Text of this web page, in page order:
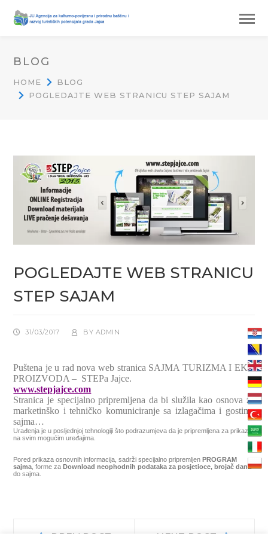
BLOG
HOME
BLOG
POGLEDAJTE WEB STRANICU STEP SAJAM
POGLEDAJTE WEB STRANICU
STEP SAJAM
31/03/2017 BY ADMIN
Puštena je u rad nova web stranica SAJMA TURIZMA I EKO
PROIZVODA – STEPa Jajce.
www.stepjajce.com
Stranica je specijalno pripremljena da bi služila kao osnova za
marketinško i tehničko komuniciranje sa izlagačima i gostima
sajma…
Urađenja je u posljednjoj tehnologiji što podrazumjeva da je pripremljena za prikaz
na svim mogućim uređajima.
Pored prikaza osnovnih informacija, sadrži specijalno pripremljen PROGRAM
sajma , forme za Download neophodnih podataka za posjetioce, brojač dana
do sajma.